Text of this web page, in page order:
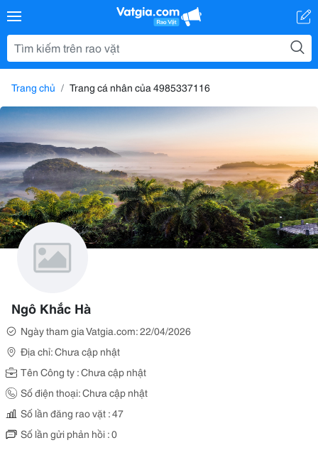
Trang chủ Trang cá nhân của 4985337116
Ngô Khắc Hà
Ngày tham gia Vatgia.com: 22/04/2026
Địa chỉ: Chưa cập nhật
Tên Công ty : Chưa cập nhật
Số điện thoại: Chưa cập nhật
Số lần đăng rao vặt : 47
Số lần gửi phản hồi : 0